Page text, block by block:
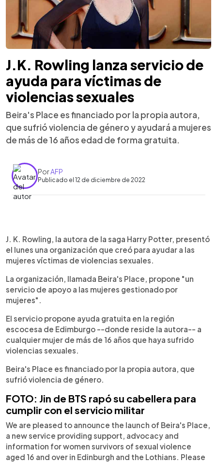
J.K. Rowling lanza servicio de
ayuda para víctimas de
violencias sexuales
Beira's Place es financiado por la propia autora,
que sufrió violencia de género y ayudará a mujeres
de más de 16 años edad de forma gratuita.
PorAFP
Publicado el 12 de diciembre de 2022
Escuchar artículo
J. K. Rowling, la autora de la saga Harry Potter, presentó
el lunes una organización que creó para ayudar a las
mujeres víctimas de violencias sexuales.
La organización, llamada Beira's Place, propone "un
servicio de apoyo a las mujeres gestionado por
mujeres".
El servicio propone ayuda gratuita en la región
escocesa de Edimburgo --donde reside la autora-- a
cualquier mujer de más de 16 años que haya sufrido
violencias sexuales.
Beira's Place es financiado por la propia autora, que
sufrió violencia de género.
FOTO: Jin de BTS rapó su cabellera para
cumplir con el servicio militar
We are pleased to announce the launch of Beira's Place,
a new service providing support, advocacy and
information for women survivors of sexual violence
aged 16 and over in Edinburgh and the Lothians. Please